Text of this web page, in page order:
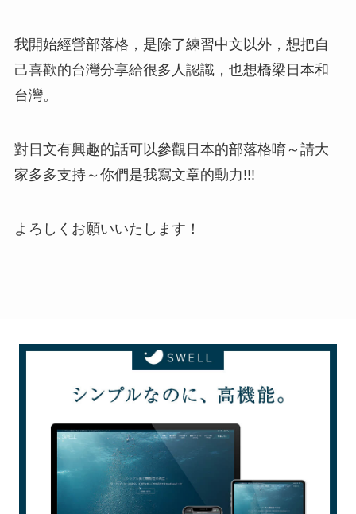
我開始經營部落格，是除了練習中文以外，想把自
己喜歡的台灣分享給很多人認識，也想橋梁日本和
台灣。
對日文有興趣的話可以參觀日本的部落格唷～請大
家多多支持～你們是我寫文章的動力!!!
よろしくお願いいたします！